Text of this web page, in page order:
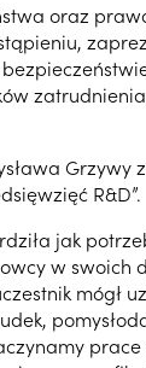
oraz
R&D”.
jak
w swoich